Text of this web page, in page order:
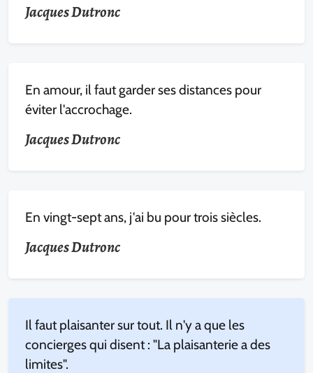
Jacques Dutronc
En amour, il faut garder ses distances pour
éviter l'accrochage.
Jacques Dutronc
En vingt-sept ans, j'ai bu pour trois siècles.
Jacques Dutronc
Il faut plaisanter sur tout. Il n'y a que les
concierges qui disent : "La plaisanterie a des
limites".